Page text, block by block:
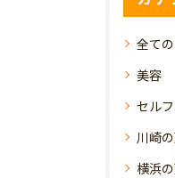
全て
美容
セル
川崎
横浜